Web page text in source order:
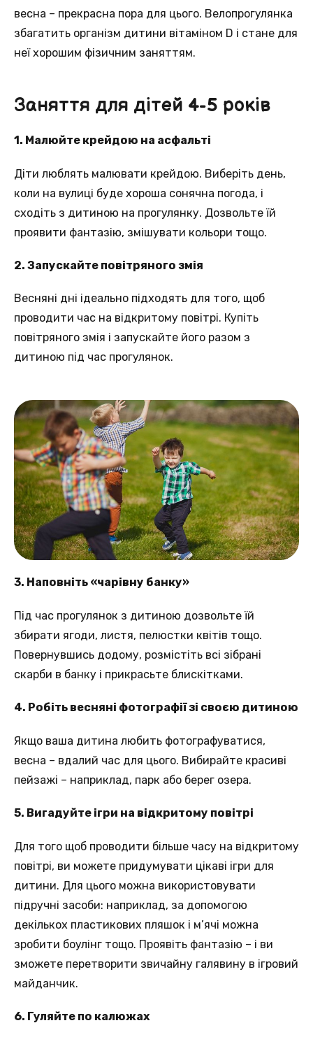
весна – прекрасна пора для цього. Велопрогулянка
збагатить організм дитини вітаміном D і стане для
неї хорошим фізичним заняттям.
Заняття для дітей 4-5 років
1. Малюйте крейдою на асфальті
Діти люблять малювати крейдою. Виберіть день,
коли на вулиці буде хороша сонячна погода, і
сходіть з дитиною на прогулянку. Дозвольте їй
проявити фантазію, змішувати кольори тощо.
2. Запускайте повітряного змія
Весняні дні ідеально підходять для того, щоб
проводити час на відкритому повітрі. Купіть
повітряного змія і запускайте його разом з
дитиною під час прогулянок.
3. Наповніть «чарівну банку»
Під час прогулянок з дитиною дозвольте їй
збирати ягоди, листя, пелюстки квітів тощо.
Повернувшись додому, розмістіть всі зібрані
скарби в банку і прикрасьте блискітками.
4. Робіть весняні фотографії зі своєю дитиною
Якщо ваша дитина любить фотографуватися,
весна – вдалий час для цього. Вибирайте красиві
пейзажі – наприклад, парк або берег озера.
5. Вигадуйте ігри на відкритому повітрі
Для того щоб проводити більше часу на відкритому
повітрі, ви можете придумувати цікаві ігри для
дитини. Для цього можна використовувати
підручні засоби: наприклад, за допомогою
декількох пластикових пляшок і м’ячі можна
зробити боулінг тощо. Проявіть фантазію – і ви
зможете перетворити звичайну галявину в ігровий
майданчик.
6. Гуляйте по калюжах